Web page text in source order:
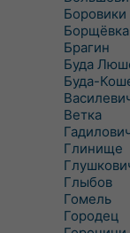
Боровики
Борщёвка
Брагин
Буда
Буда-
Ветка
Глинище
Глыбов
Гомель
Городец